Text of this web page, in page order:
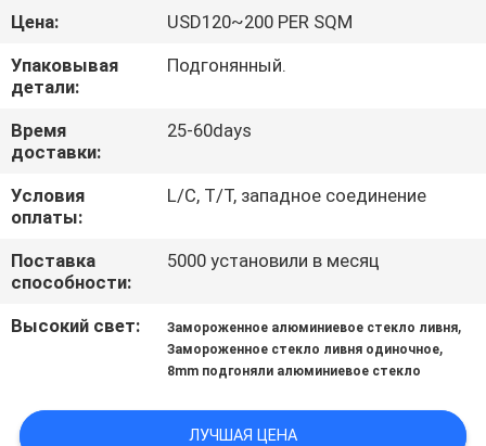
СВЯЖИТЕСЬ
МЫ
НОВОСТИ
СЛУЧАИ
СПРОСИТЕ
ЦИТАТУ
САЙТА
Цена:
USD120~200 PER SQM
Упаковывая
детали:
Подгонянный.
Время
доставки:
25-60days
Условия
оплаты:
L/C, T/T, западное соединение
Поставка
способности:
5000 установили в месяц
Высокий свет: Замороженное алюминиевое стекло ливня,
Замороженное стекло ливня одиночное,
8mm подгоняли алюминиевое стекло
ЛУЧШАЯ ЦЕНА